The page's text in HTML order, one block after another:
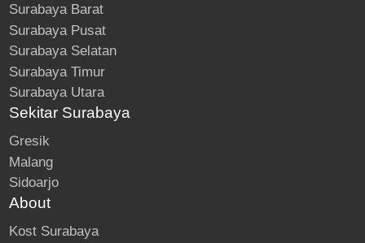
Surabaya Barat
Surabaya Pusat
Surabaya Selatan
Surabaya Timur
Surabaya Utara
Sekitar Surabaya
Gresik
Malang
Sidoarjo
About
Kost Surabaya